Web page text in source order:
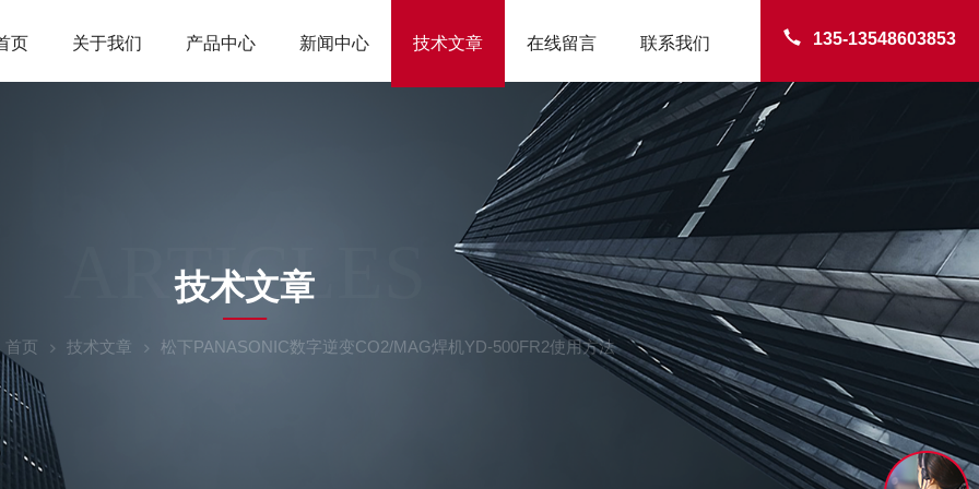
135-13548603853
页 关于我们 产品中心 新闻中心 技术文章 在线留言 联系我们
ARTICLES
技术文章
首页 技术文章 松下PANASONIC数字逆变CO2/MAG焊机YD-500FR2使用方法